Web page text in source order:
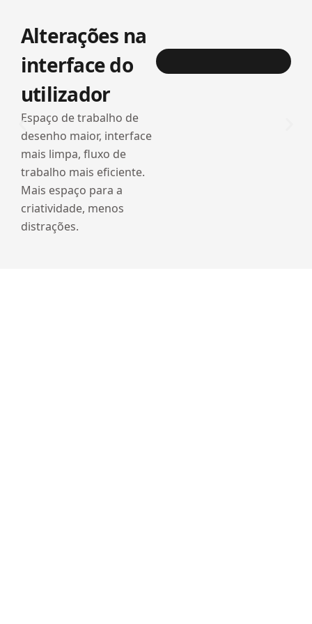
Alterações na
interface do
utilizador
Espaço de trabalho de
desenho maior, interface
mais limpa, fluxo de
trabalho mais eficiente.
Mais espaço para a
criatividade, menos
distrações.